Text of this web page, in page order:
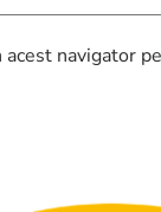
navigator